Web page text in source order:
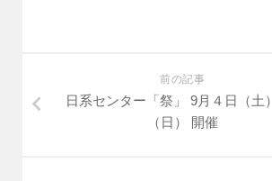
前の記事
日系センター「祭」 9月４日（土
（日） 開催